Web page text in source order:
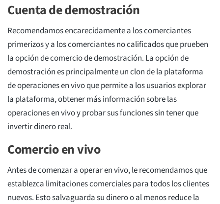
Cuenta de demostración
Recomendamos encarecidamente a los comerciantes
primerizos y a los comerciantes no calificados que prueben
la opción de comercio de demostración. La opción de
demostración es principalmente un clon de la plataforma
de operaciones en vivo que permite a los usuarios explorar
la plataforma, obtener más información sobre las
operaciones en vivo y probar sus funciones sin tener que
invertir dinero real.
Comercio en vivo
Antes de comenzar a operar en vivo, le recomendamos que
establezca limitaciones comerciales para todos los clientes
nuevos. Esto salvaguarda su dinero o al menos reduce la